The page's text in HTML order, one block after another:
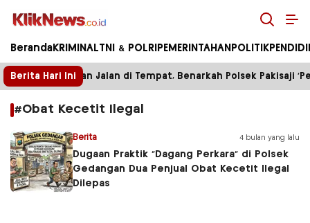
Kliknews.co.id
Beranda KRIMINAL TNI & POLRI PEMERINTAHAN POLITIK
Berita Hari Ini
Enam Bulan Jalan di Tempat, Benarkah Polsek Pakisaji
#Obat Kecetit Ilegal
Berita 4 bulan yang lalu
Dugaan Praktik “Dagang Perkara” di Polsek
Gedangan Dua Penjual Obat Kecetit Ilegal
Dilepas